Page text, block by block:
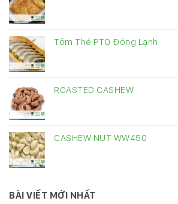
Tôm Thẻ PTO Đông Lạnh
ROASTED CASHEW
CASHEW NUT WW450
BÀI VIẾT MỚI NHẤT